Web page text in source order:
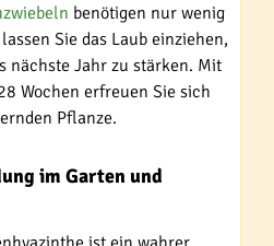
benötigen nur wenig
Sie das Laub einziehen,
nächste Jahr zu stärken. Mit
Wochen erfreuen Sie sich
Pflanze.
im Garten und